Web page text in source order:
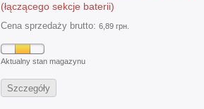
(łączącego sekcje baterii)
Cena sprzedaży brutto: 6,89 грн.
Aktualny stan magazynu
Szczegóły